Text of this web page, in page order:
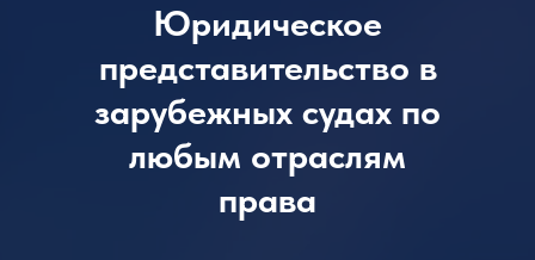
Юридическое
представительство в
зарубежных судах по
любым отраслям
права